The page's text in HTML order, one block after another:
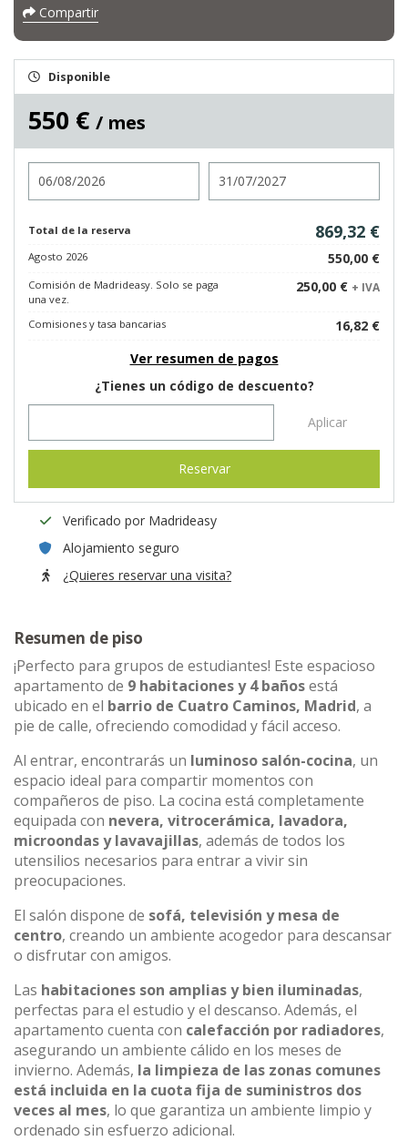
Compartir
Disponible
550 € / mes
Total de la reserva 869,32 €
Agosto 2026 550,00 €
Comisión de Madrideasy. Solo se paga
una vez.
250,00 € + IVA
Comisiones y tasa bancarias
16,82 €
Ver resumen de pagos
¿Tienes un código de descuento?
Aplicar
Reservar
Verificado por Madrideasy
Alojamiento seguro
¿Quieres reservar una visita?
Resumen de piso
¡Perfecto para grupos de estudiantes! Este espacioso
apartamento de 9 habitaciones y 4 bañosestá
ubicado en el barrio de Cuatro Caminos, Madrid, a
pie de calle, ofreciendo comodidad y fácil acceso.
Al entrar, encontrarás un luminoso salón-cocina, un
espacio ideal para compartir momentos con
compañeros de piso. La cocina está completamente
equipada con nevera, vitrocerámica, lavadora,
microondas y lavavajillas, además de todos los
utensilios necesarios para entrar a vivir sin
preocupaciones.
El salón dispone de sofá, televisión y mesa de
centro, creando un ambiente acogedor para descansar
o disfrutar con amigos.
Las habitaciones son amplias y bien iluminadas,
perfectas para el estudio y el descanso. Además, el
apartamento cuenta con calefacción por radiadores,
asegurando un ambiente cálido en los meses de
invierno. Además, la limpieza de las zonas comunes
está incluida en la cuota fija de suministros dos
veces al mes, lo que garantiza un ambiente limpio y
ordenado sin esfuerzo adicional.